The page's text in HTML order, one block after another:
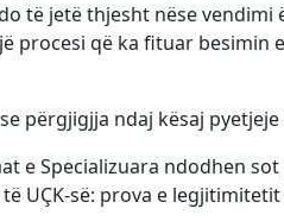
të jetë thjesht nëse
procesi që ka fituar besimin
përgjigjja ndaj kësaj
e Specializuara ndodhen
UÇK-së: prova e